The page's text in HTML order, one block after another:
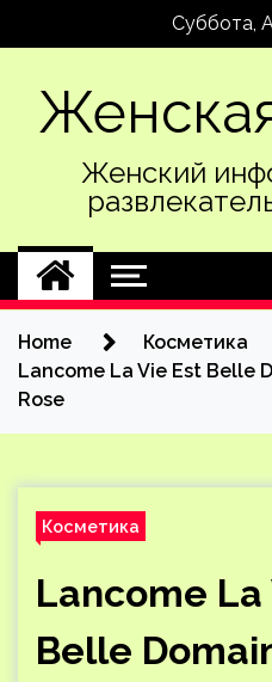
Суббота,
Женский
Home
Косметика
Lancome La Vie Est Belle
Rose
Косметика
Lancome La
Belle